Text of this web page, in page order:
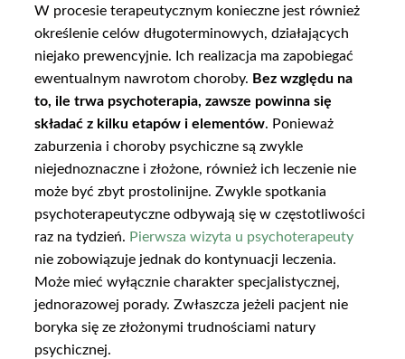
W procesie terapeutycznym konieczne jest również
określenie celów długoterminowych, działających
niejako prewencyjnie. Ich realizacja ma zapobiegać
ewentualnym nawrotom choroby. Bez względu na
to, ile trwa psychoterapia, zawsze powinna się
składać z kilku etapów i elementów. Ponieważ
zaburzenia i choroby psychiczne są zwykle
niejednoznaczne i złożone, również ich leczenie nie
może być zbyt prostolinijne. Zwykle spotkania
psychoterapeutyczne odbywają się w częstotliwości
raz na tydzień. Pierwsza wizyta u psychoterapeuty
nie zobowiązuje jednak do kontynuacji leczenia.
Może mieć wyłącznie charakter specjalistycznej,
jednorazowej porady. Zwłaszcza jeżeli pacjent nie
boryka się ze złożonymi trudnościami natury
psychicznej.